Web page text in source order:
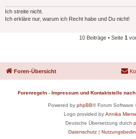
Ich streite nicht.
Ich erkläre nur, warum ich Recht habe und Du nicht!
10 Beiträge • Seite 1
Foren-Übersicht
Forenregeln - Impressum und Kontaktstelle nach
Powered by phpBB® Forum Software
Logo provided by Annika
Deutsche Übersetzung durch
Datenschutz|